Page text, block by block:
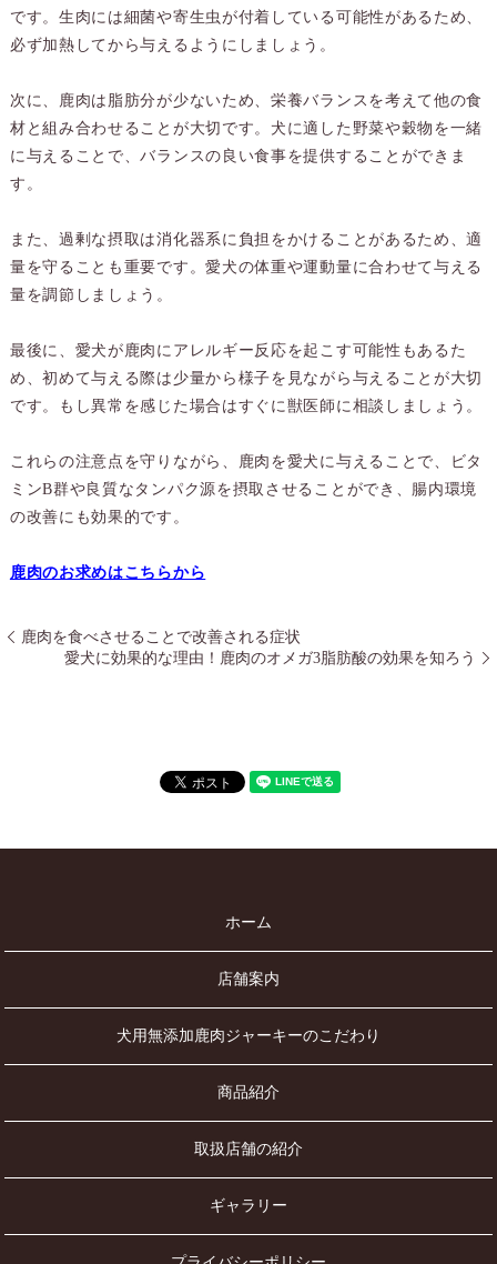
です。生肉には細菌や寄生虫が付着している可能性があるため、
必ず加熱してから与えるようにしましょう。
次に、鹿肉は脂肪分が少ないため、栄養バランスを考えて他の食
材と組み合わせることが大切です。犬に適した野菜や穀物を一緒
に与えることで、バランスの良い食事を提供することができま
す。
また、過剰な摂取は消化器系に負担をかけることがあるため、適
量を守ることも重要です。愛犬の体重や運動量に合わせて与える
量を調節しましょう。
最後に、愛犬が鹿肉にアレルギー反応を起こす可能性もあるた
め、初めて与える際は少量から様子を見ながら与えることが大切
です。もし異常を感じた場合はすぐに獣医師に相談しましょう。
これらの注意点を守りながら、鹿肉を愛犬に与えることで、ビタ
ミンB群や良質なタンパク源を摂取させることができ、腸内環境
の改善にも効果的です。
鹿肉のお求めはこちらから
鹿肉を食べさせることで改善される症状
愛犬に効果的な理由！鹿肉のオメガ3脂肪酸の効果を知ろう
ホーム
店舗案内
犬用無添加鹿肉ジャーキーのこだわり
商品紹介
取扱店舗の紹介
ギャラリー